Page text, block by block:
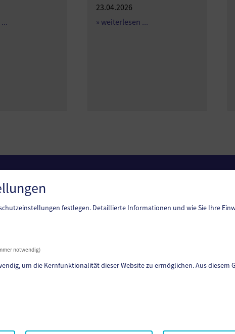
23.04.2026
» weiterlesen ...
festlegen. Detaillierte Informationen und wie Sie Ihre
notwendig)
um die Kernfunktionalität dieser Website zu ermöglichen. Aus